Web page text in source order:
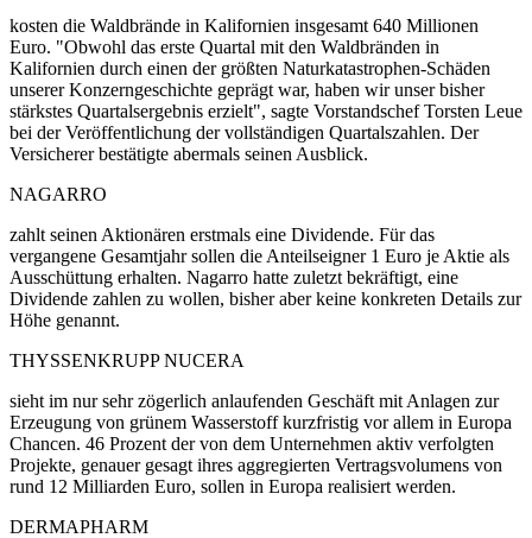
kosten die Waldbrände in Kalifornien insgesamt 640 Millionen
Euro. "Obwohl das erste Quartal mit den Waldbränden in
Kalifornien durch einen der größten Naturkatastrophen-Schäden
unserer Konzerngeschichte geprägt war, haben wir unser bisher
stärkstes Quartalsergebnis erzielt", sagte Vorstandschef Torsten Leue
bei der Veröffentlichung der vollständigen Quartalszahlen. Der
Versicherer bestätigte abermals seinen Ausblick.
NAGARRO
zahlt seinen Aktionären erstmals eine Dividende. Für das
vergangene Gesamtjahr sollen die Anteilseigner 1 Euro je Aktie als
Ausschüttung erhalten. Nagarro hatte zuletzt bekräftigt, eine
Dividende zahlen zu wollen, bisher aber keine konkreten Details zur
Höhe genannt.
THYSSENKRUPP NUCERA
sieht im nur sehr zögerlich anlaufenden Geschäft mit Anlagen zur
Erzeugung von grünem Wasserstoff kurzfristig vor allem in Europa
Chancen. 46 Prozent der von dem Unternehmen aktiv verfolgten
Projekte, genauer gesagt ihres aggregierten Vertragsvolumens von
rund 12 Milliarden Euro, sollen in Europa realisiert werden.
DERMAPHARM